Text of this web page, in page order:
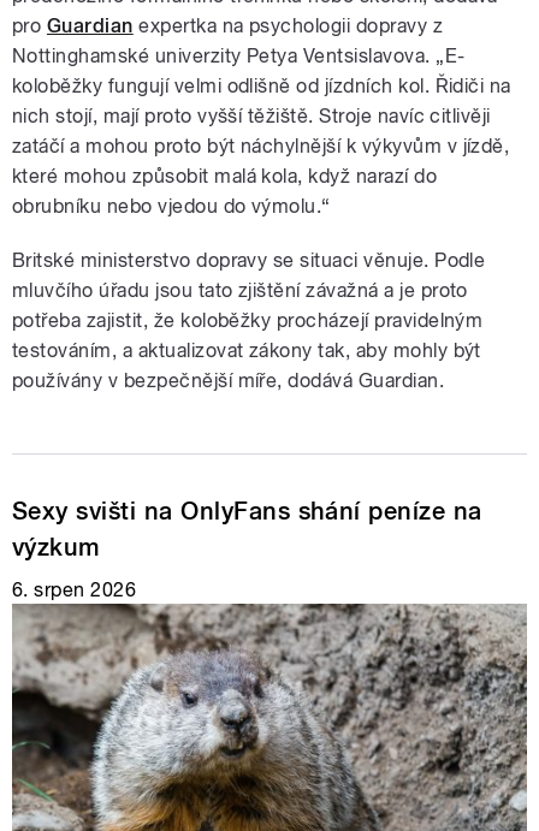
pro Guardian expertka na psychologii dopravy z
Nottinghamské univerzity Petya Ventsislavova. „E-
koloběžky fungují velmi odlišně od jízdních kol. Řidiči na
nich stojí, mají proto vyšší těžiště. Stroje navíc citlivěji
zatáčí a mohou proto být náchylnější k výkyvům v jízdě,
které mohou způsobit malá kola, když narazí do
obrubníku nebo vjedou do výmolu.“
Britské ministerstvo dopravy se situaci věnuje. Podle
mluvčího úřadu jsou tato zjištění závažná a je proto
potřeba zajistit, že koloběžky procházejí pravidelným
testováním, a aktualizovat zákony tak, aby mohly být
používány v bezpečnější míře, dodává Guardian.
Sexy svišti na OnlyFans shání peníze na
výzkum
6. srpen 2026